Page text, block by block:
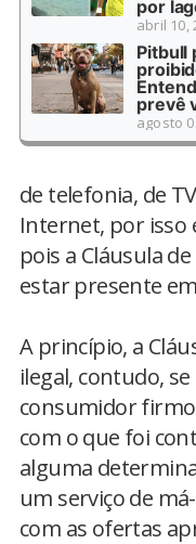
por
abril 10,
Pitbull
prevê
agosto
de telefonia, de
Internet, por isso
pois a Cláusula
estar presente
A princípio, a
ilegal, contudo,
consumidor
com o que foi
alguma
um serviço de
com as ofertas